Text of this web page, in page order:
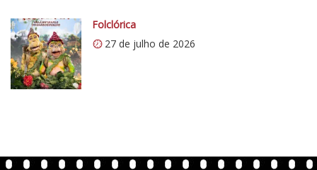
o
m
/
v
e
n
Folclórica
27 de julho de 2026